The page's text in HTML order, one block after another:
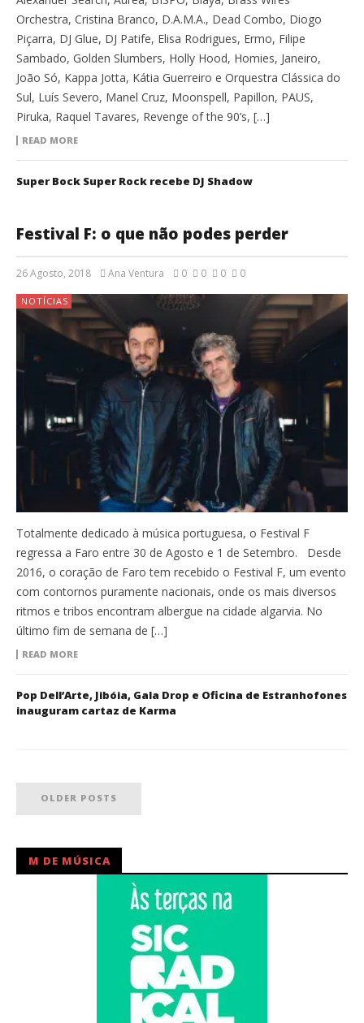
Orchestra, Cristina Branco, D.A.M.A., Dead Combo, Diogo
Piçarra, DJ Glue, DJ Patife, Elisa Rodrigues, Ermo, Filipe
Sambado, Golden Slumbers, Holly Hood, Homies, Janeiro,
João Só, Kappa Jotta, Kátia Guerreiro e Orquestra Clássica do
Sul, Luís Severo, Manel Cruz, Moonspell, Papillon, PAUS,
Piruka, Raquel Tavares, Revenge of the 90’s, […]
READ MORE
Super Bock Super Rock recebe DJ Shadow
Festival F: o que não podes perder
26 Agosto, 2018 Ana Ventura 0 0 0 0
NOTÍCIAS
Totalmente dedicado à música portuguesa, o Festival F
regressa a Faro entre 30 de Agosto e 1 de Setembro. Desde
2016, o coração de Faro tem recebido o Festival F, um evento
com contornos puramente nacionais, onde os mais diversos
ritmos e tribos encontram albergue na cidade algarvia. No
último fim de semana de […]
READ MORE
Pop Dell’Arte, Jibóia, Gala Drop e Oficina de Estranhofones
inauguram cartaz de Karma
OLDER POSTS
M DE MÚSICA